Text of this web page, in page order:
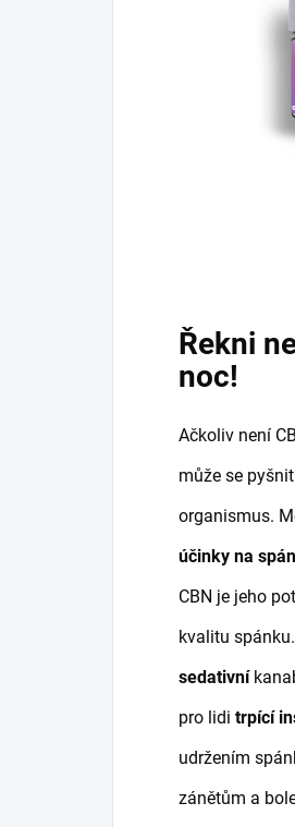
Řekni
noc!
Ačkoliv není
může se
organismus.
účinky na
CBN je jeho
kvalitu
sedativní
pro lidi trpící
udržením
zánětům a